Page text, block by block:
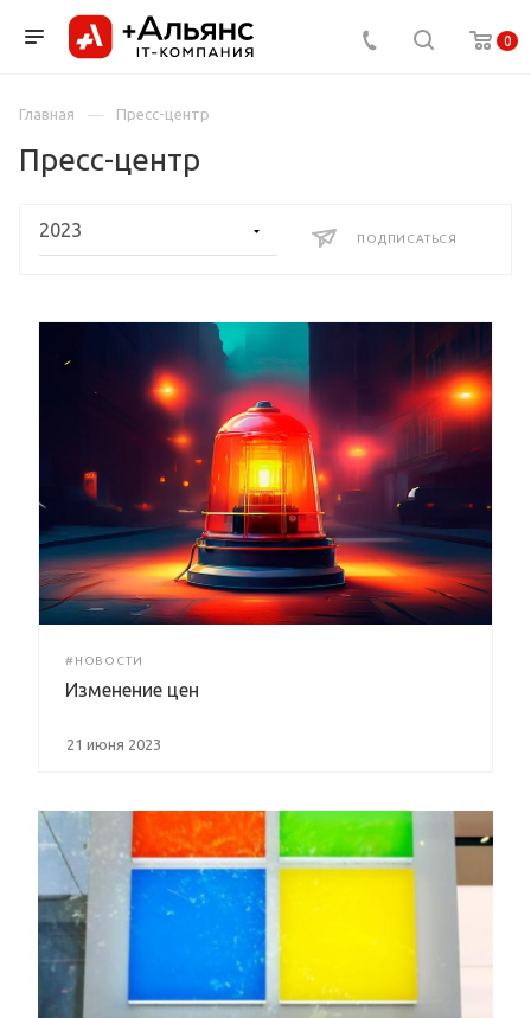
0
Главная Пресс-центр
Пресс-центр
ПОДПИСАТЬСЯ
#НОВОСТИ
Изменение цен
21 июня 2023